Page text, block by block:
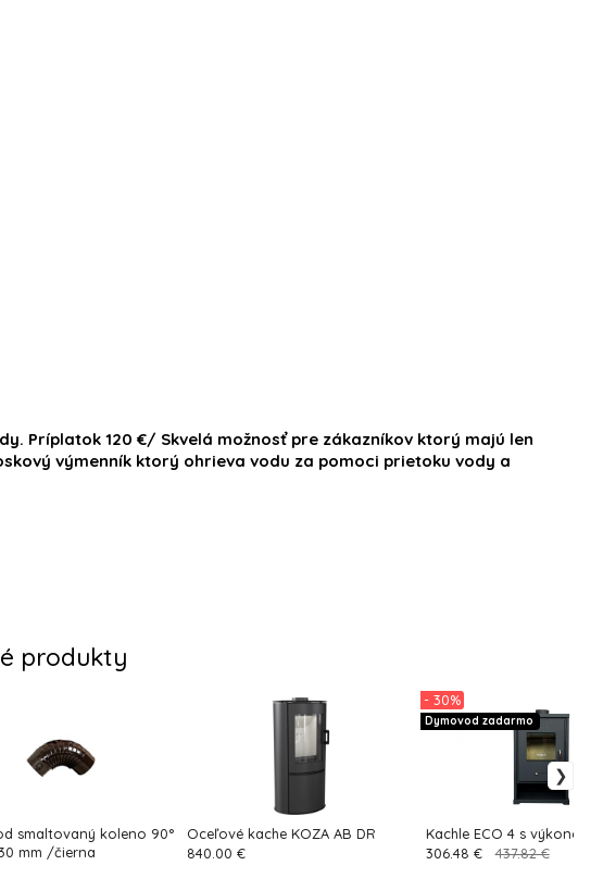
Príplatok 120 €/ Skvelá možnosť pre zákazníkov ktorý majú len
výmenník ktorý ohrieva vodu za pomoci prietoku vody a
produkty
smaltovaný koleno 90°
mm /čierna
Oceľové kache KOZA AB DR
840.00 €
Kachle ECO 4 s výkonom
Dymovod zadarmo
- 30%
306.48 € 437.82 €